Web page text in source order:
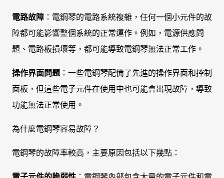
電路故障 ：電鋼琴的電路系統複雜，任何一個小元件的故
障都可能影響整個系統的正常運作。例如，電源供應問
題、電路板損壞等，都可能導致電鋼琴無法正常工作。
操作界面問題 ：一些電鋼琴配備了先進的操作界面和控制
面板，但這些電子元件在使用中也可能會出現故障，導致
功能無法正常使用。
為什麼電鋼琴容易故障？
電鋼琴的故障率較高，主要原因包括以下幾點：